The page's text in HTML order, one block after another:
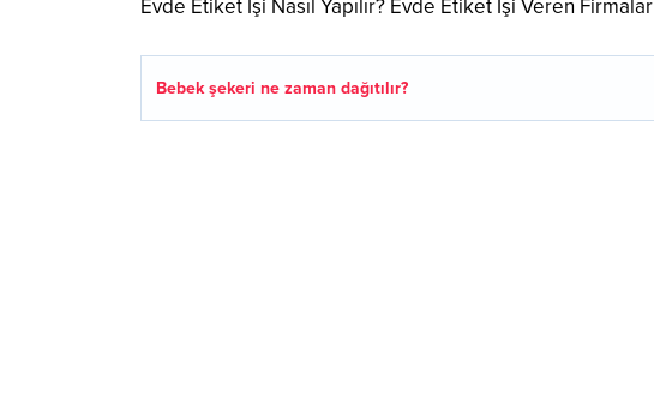
Evde Etiket İşi Nasıl Yapılır? Evde Etiket İşi Veren Firmalar
Bebek şekeri ne zaman dağıtılır?